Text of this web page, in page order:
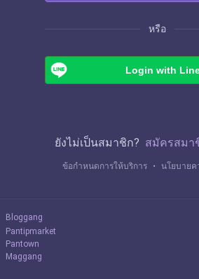
หรือ
Login with
ยังไม่เป็นสมาชิก? สมัครสมา
ข้อกำหนดการให้บริการ ・ นโยบายค
Bloggang
Pantipmarket
Pantown
Maggang